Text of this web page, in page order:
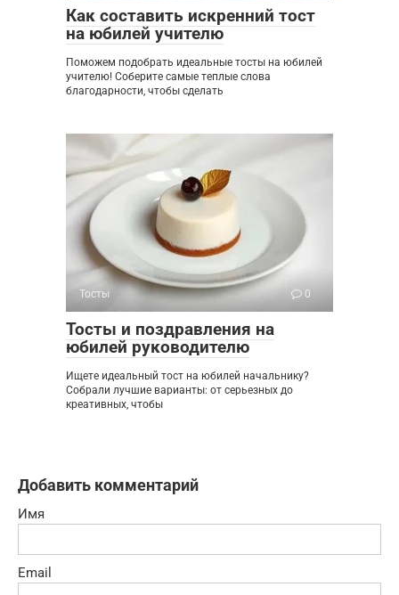
Как составить искренний тост
на юбилей учителю
Поможем подобрать идеальные тосты на юбилей
учителю! Соберите самые теплые слова
благодарности, чтобы сделать
Тосты 0
Тосты и поздравления на
юбилей руководителю
Ищете идеальный тост на юбилей начальнику?
Собрали лучшие варианты: от серьезных до
креативных, чтобы
Добавить комментарий
Имя
Email